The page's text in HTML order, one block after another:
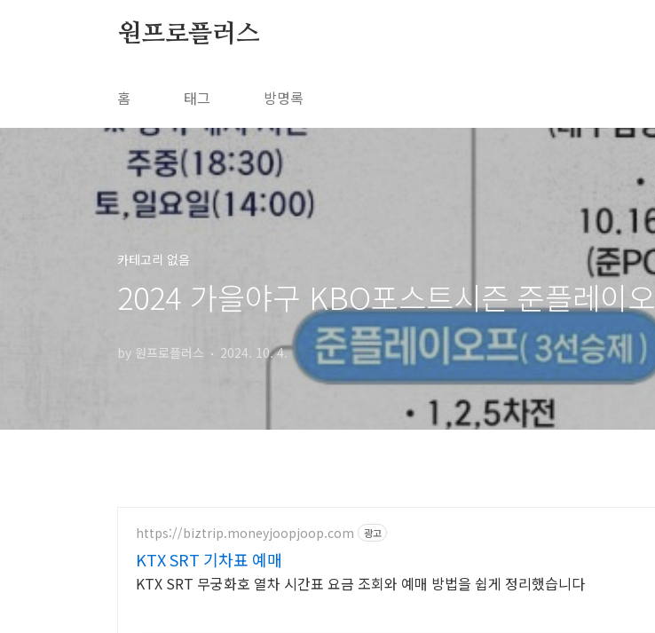
원프로플러스
홈 태그 방명록
카테고리 없음
2024 가을야구 KBO포스트시즌 준플레이
by 원프로플러스 2024. 10. 4.
https://biztrip.moneyjoopjoop.com 광고
KTX SRT 기차표 예매
KTX SRT 무궁화호 열차 시간표 요금 조회와 예매 방법을 쉽게 정리했습니다